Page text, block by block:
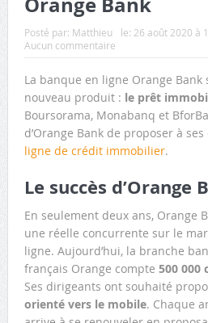
Posté par: Matthieu le: 26 août 2020 à
Aucun commentaire
La banque en ligne Orange Bank
nouveau produit : le prêt
Boursorama, Monabanq et
d’Orange Bank de proposer à
ligne de crédit immobilier.
Le succès d’Orange
En seulement deux ans, Orange
une réelle concurrente sur le
ligne. Aujourd’hui, la branche
français Orange compte 500 000
Ses dirigeants ont souhaité
orienté vers le mobile. Chaque